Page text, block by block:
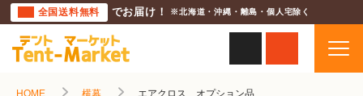
全国送料無料 でお届け！ ※北海道・沖縄・離島・個人宅除く
HOME 横幕 エアクロス オプション品